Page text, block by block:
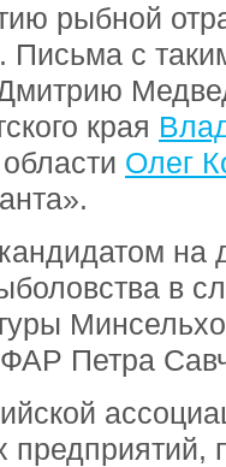
рыбной
. Письма с
края
Олег
на
в
Петра
предприятий,